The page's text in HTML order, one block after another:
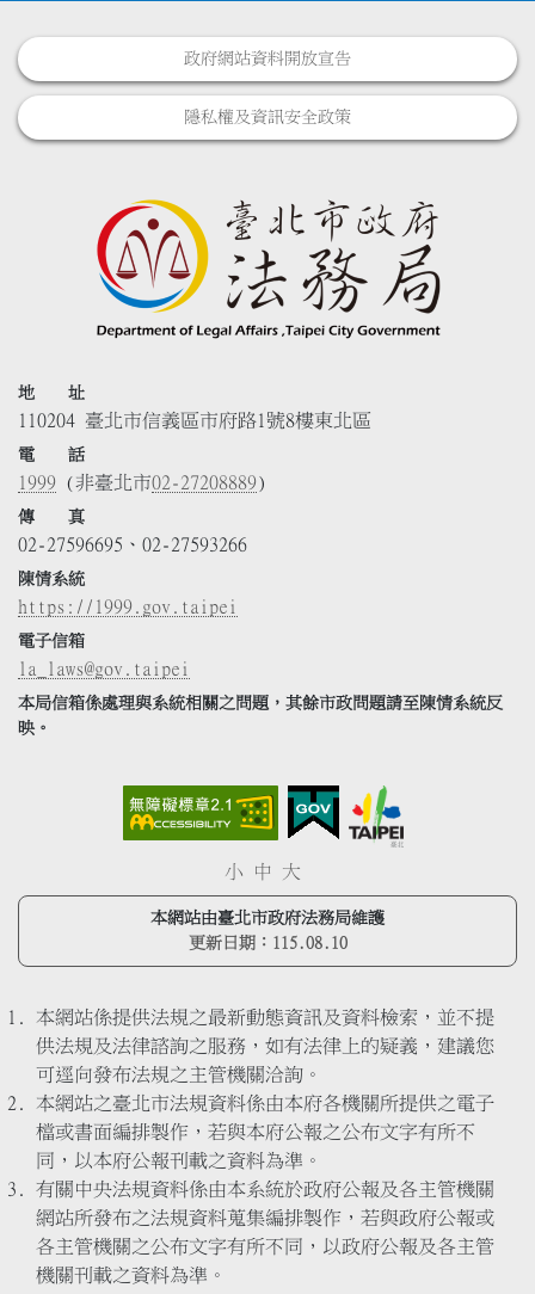
政府網站資料開放宣告
隱私權及資訊安全政策
地 址
110204 臺北市信義區市府路1號8樓東北區
電 話
1999 (非臺北市02-27208889)
傳 真
02-27596695、02-27593266
陳情系統
https://1999.gov.taipei
電子信箱
la_laws@gov.taipei
本局信箱係處理與系統相關之問題，其餘市政問題請至陳情系統反
映。
小 中 大
本網站由臺北市政府法務局維護
更新日期： 115.08.10
本網站係提供法規之最新動態資訊及資料檢索，並不提
供法規及法律諮詢之服務，如有法律上的疑義，建議您
可逕向發布法規之主管機關洽詢。
本網站之臺北市法規資料係由本府各機關所提供之電子
檔或書面編排製作，若與本府公報之公布文字有所不
同，以本府公報刊載之資料為準。
有關中央法規資料係由本系統於政府公報及各主管機關
網站所發布之法規資料蒐集編排製作，若與政府公報或
各主管機關之公布文字有所不同，以政府公報及各主管
機關刊載之資料為準。